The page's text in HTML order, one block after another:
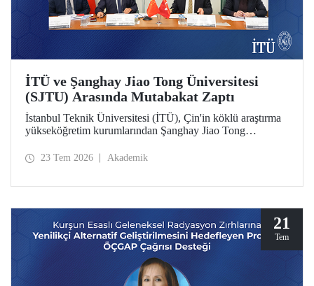
İTÜ ve Şanghay Jiao Tong Üniversitesi
(SJTU) Arasında Mutabakat Zaptı
İstanbul Teknik Üniversitesi (İTÜ), Çin'in köklü araştırma
yükseköğretim kurumlarından Şanghay Jiao Tong
geliştirmek için bir mutabakat zaptı (MoU) imzalandı.
23 Tem 2026 Akademik
21
Tem